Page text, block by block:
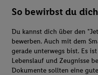
So bewirbst du
Du kannst dich über den
bewerben. Auch mit dem
gerade unterwegs bist. Es
Lebenslauf und Zeugnisse
Dokumente sollten eine